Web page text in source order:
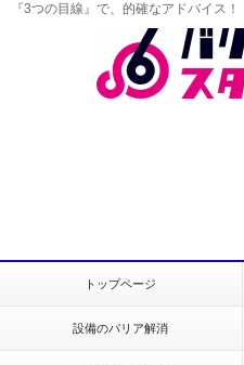
『3つの目線』で、的確なアドバイス！
トップページ
設備のバリア解消